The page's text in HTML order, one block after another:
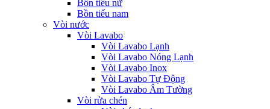
Bồn tiểu nữ
Bồn tiểu nam
Vòi nước
Vòi Lavabo
Vòi Lavabo Lạnh
Vòi Lavabo Nóng Lạnh
Vòi Lavabo Inox
Vòi Lavabo Tự Động
Vòi Lavabo Âm Tường
Vòi rửa chén